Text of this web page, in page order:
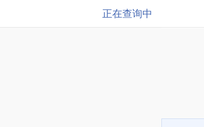
正在查询中